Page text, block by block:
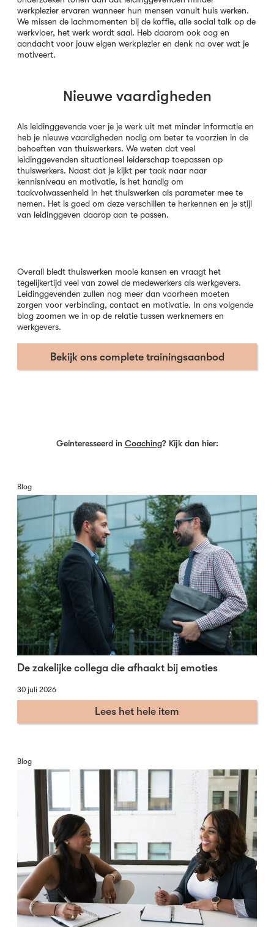
werkplezier ervaren wanneer hun mensen vanuit huis werken.
We missen de lachmomenten bij de koffie, alle social talk op de
werkvloer, het werk wordt saai. Heb daarom ook oog en
aandacht voor jouw eigen werkplezier en denk na over wat je
motiveert.
Nieuwe vaardigheden
Als leidinggevende voer je je werk uit met minder informatie en
heb je nieuwe vaardigheden nodig om beter te voorzien in de
behoeften van thuiswerkers. We weten dat veel
leidinggevenden situationeel leiderschap toepassen op
thuiswerkers. Naast dat je kijkt per taak naar naar
kennisniveau en motivatie, is het handig om
taakvolwassenheid in het thuiswerken als parameter mee te
nemen. Het is goed om deze verschillen te herkennen en je stijl
van leidinggeven daarop aan te passen.
Overall biedt thuiswerken mooie kansen en vraagt het
tegelijkertijd veel van zowel de medewerkers als werkgevers.
Leidinggevenden zullen nog meer dan voorheen moeten
zorgen voor verbinding, contact en motivatie. In ons volgende
blog zoomen we in op de relatie tussen werknemers en
werkgevers.
Bekijk ons complete trainingsaanbod
Geïnteresseerd in Coaching? Kijk dan hier:
Blog
De zakelijke collega die afhaakt bij emoties
30 juli 2026
Lees het hele item
Blog